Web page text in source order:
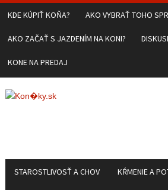
KDE KÚPIŤ KOŇA? AKO VYBRAŤ TOHO
AKO ZAČAŤ S JAZDENÍM NA KONI?
KONE NA PREDAJ
STAROSTLIVOSŤ A CHOV KŔMENIE A